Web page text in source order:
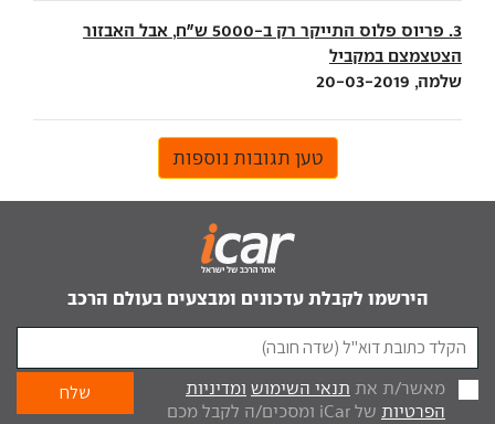
3. פריוס פלוס התייקר רק ב-5000 ש"ח, אבל האבזור
הצטצמצם במקביל
שלמה, 20-03-2019
טען תגובות נוספות
הירשמו לקבלת עדכונים ומבצעים בעולם הרכב
מאשר/ת את תנאי השימוש ומדיניות
הפרטיות
של iCar ומסכים/ה לקבל מכם